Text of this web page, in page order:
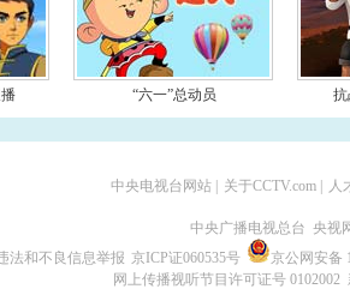
“六一”总动员
中央电视台网站 关于CCTV.com 人
中央广播电视总台 央视
法和不良信息举报 京ICP证060535号
京公网安备
网上传播视听节目许可证号 0102002